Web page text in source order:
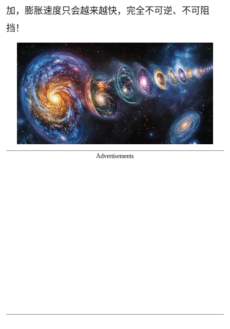
加，膨胀速度只会越来越快，完全不可逆、不可阻
挡！
Advertisements